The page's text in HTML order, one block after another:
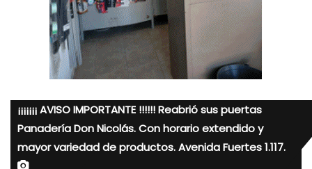
¡¡¡¡¡¡¡ AVISO IMPORTANTE !!!!!! Reabrió sus puertas
Panadería Don Nicolás. Con horario extendido y
mayor variedad de productos. Avenida Fuertes 1.117.